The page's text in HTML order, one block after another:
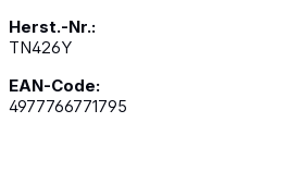
Herst.-Nr.:
TN426Y
EAN-Code:
4977766771795